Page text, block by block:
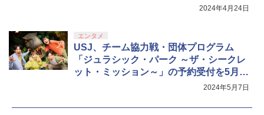
2024年4月24日
エンタメ
USJ、チーム協力戦・団体プログラム
「ジュラシック・パーク ～ザ・シークレ
ット・ミッション～」の予約受付を5月8
2024年5月7日